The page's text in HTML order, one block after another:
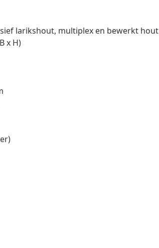
larikshout, multiplex en bewerkt hout
x H)